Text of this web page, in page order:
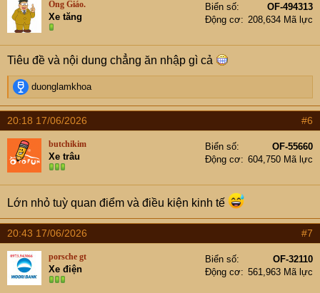
Ông Giáo.
Xe tăng
Biển số
OF-494313
Động cơ
208,634 Mã lực
Tiêu đề và nội dung chẳng ăn nhập gì cả
R
e
a
c
t
o
n
s
:
duonglamkhoa
20:18 17/06/2026 #6
butchikim
Xe trâu
Biển số
OF-55660
Động cơ
604,750 Mã lực
Lớn nhỏ tuỳ quan điểm và điều kiện kinh tế
20:43 17/06/2026 #7
porsche gt
Xe điện
Biển số
OF-32110
Động cơ
561,963 Mã lực